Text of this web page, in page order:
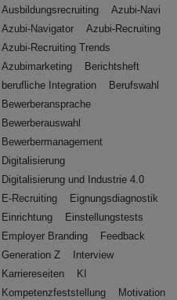
Ausbildungsrecruiting
Azubi-Navi
Azubi-Navigator
Azubi-Recruiting
Azubi-Recruiting Trends
Azubimarketing
Berichtsheft
berufliche Integration
Berufswahl
Bewerberansprache
Bewerberauswahl
Bewerbermanagement
Digitalisierung
Digitalisierung und Industrie 4.0
E-Recruiting
Eignungsdiagnostik
Einrichtung
Einstellungstests
Employer Branding
Feedback
Generation Z
Interview
Karriereseiten
KI
Kompetenzfeststellung
Motivation